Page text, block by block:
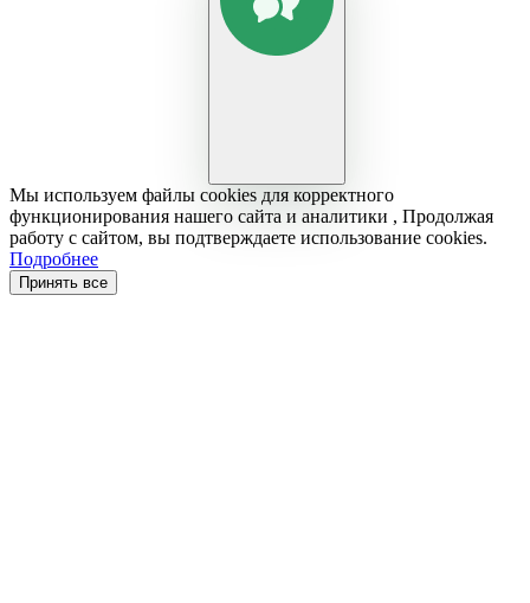
Мы используем файлы cookies для корректного
функционирования нашего сайта и аналитики , Продолжая
работу с сайтом, вы подтверждаете использование cookies.
Подробнее
Принять все